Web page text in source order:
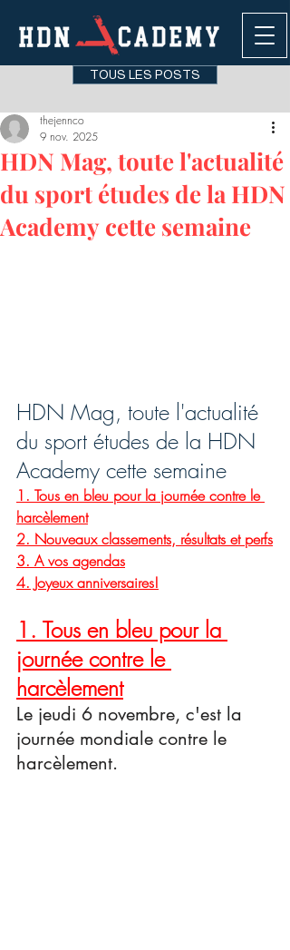
TOUS LES POSTS
HDN Mag, toute l'actualité
du sport études de la HDN
Academy cette semaine
thejennco
9 nov. 2025
HDN Mag, toute l'actualité
du sport études de la HDN
Academy cette semaine
1. Tous en bleu pour la journée contre le
harcèlement
2. Nouveaux classements, résultats et perfs
3. A vos agendas
4. Joyeux anniversaires!
1. Tous en bleu pour la
journée contre le
harcèlement
Le jeudi 6 novembre, c'est la
journée mondiale contre le
harcèlement.